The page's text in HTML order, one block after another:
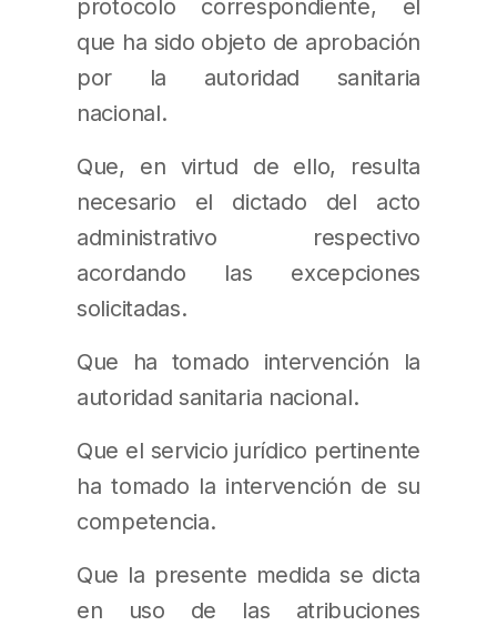
protocolo correspondiente, el
que ha sido objeto de aprobación
por la autoridad sanitaria
nacional.
Que, en virtud de ello, resulta
necesario el dictado del acto
administrativo respectivo
acordando las excepciones
solicitadas.
Que ha tomado intervención la
autoridad sanitaria nacional.
Que el servicio jurídico pertinente
ha tomado la intervención de su
competencia.
Que la presente medida se dicta
en uso de las atribuciones